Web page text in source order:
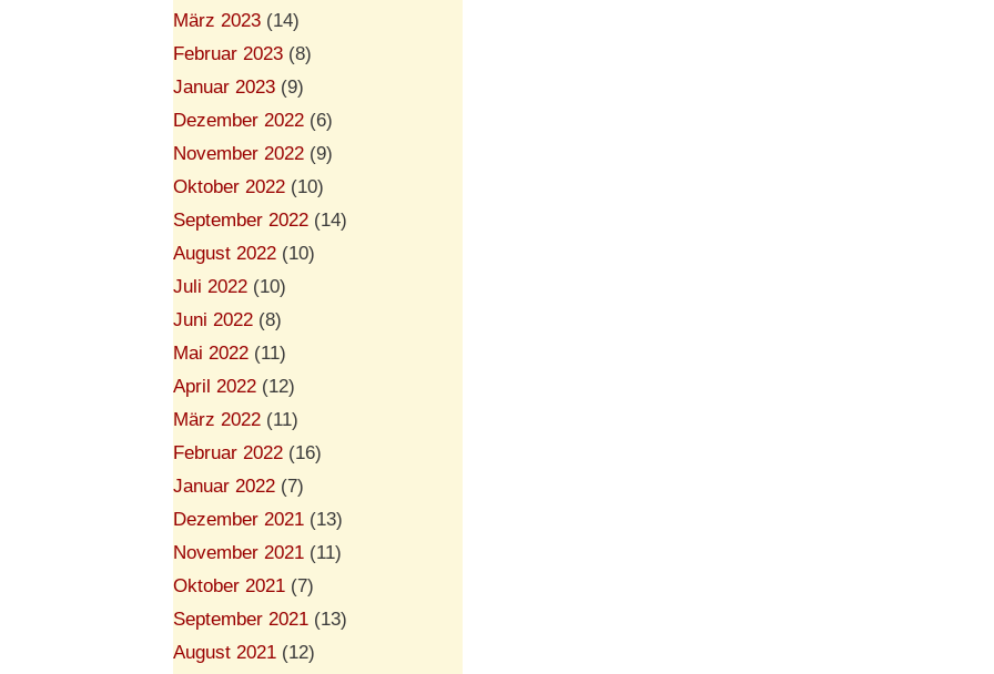
März 2023 (14)
Februar 2023 (8)
Januar 2023 (9)
Dezember 2022 (6)
November 2022 (9)
Oktober 2022 (10)
September 2022 (14)
August 2022 (10)
Juli 2022 (10)
Juni 2022 (8)
Mai 2022 (11)
April 2022 (12)
März 2022 (11)
Februar 2022 (16)
Januar 2022 (7)
Dezember 2021 (13)
November 2021 (11)
Oktober 2021 (7)
September 2021 (13)
August 2021 (12)